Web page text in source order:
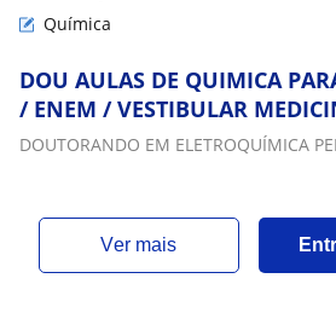
Química
DOU AULAS DE QUIMICA
/ ENEM / VESTIBULAR
GRADUAÇÃO
DOUTORANDO EM ELETROQUÍMICA
ver mais